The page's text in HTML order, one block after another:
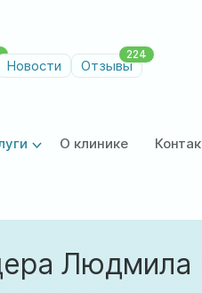
Новости Отзывы
224
О клинике
Людмила